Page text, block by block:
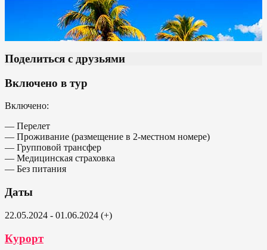
Поделиться с друзьями
Включено в тур
Включено:
— Перелет
— Проживание (размещение в 2-местном номере)
— Групповой трансфер
— Медицинская страховка
— Без питания
Даты
22.05.2024 - 01.06.2024 (+)
Курорт